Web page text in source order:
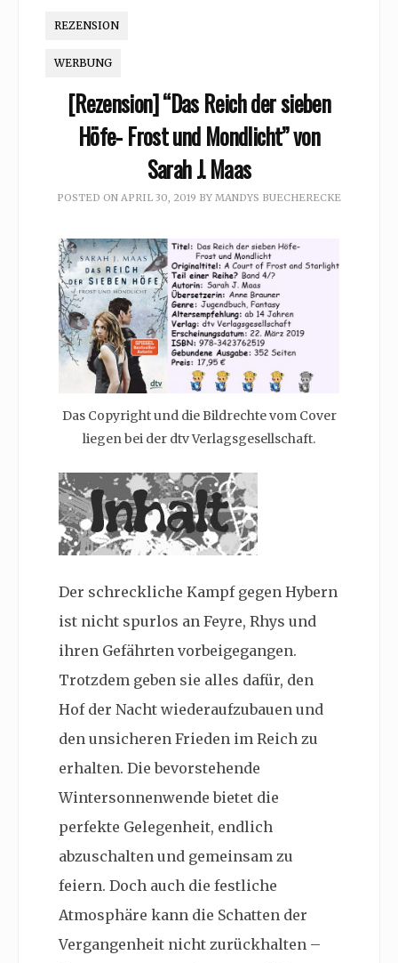
REZENSION
WERBUNG
[Rezension] “Das Reich der sieben
Höfe- Frost und Mondlicht” von
Sarah J. Maas
POSTED ON APRIL 30, 2019 BY MANDYS BUECHERECKE
Das Copyright und die Bildrechte vom Cover
liegen bei der dtv Verlagsgesellschaft.
Der schreckliche Kampf gegen Hybern
ist nicht spurlos an Feyre, Rhys und
ihren Gefährten vorbeigegangen.
Trotzdem geben sie alles dafür, den
Hof der Nacht wiederaufzubauen und
den unsicheren Frieden im Reich zu
erhalten. Die bevorstehende
Wintersonnenwende bietet die
perfekte Gelegenheit, endlich
abzuschalten und gemeinsam zu
feiern. Doch auch die festliche
Atmosphäre kann die Schatten der
Vergangenheit nicht zurückhalten –